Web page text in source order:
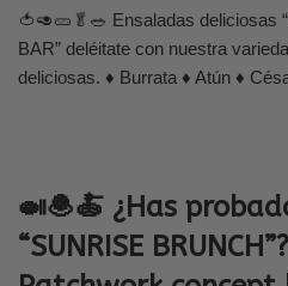
🍅🥑🥒🥬🥗 Ensaladas deliciosas
BAR” deléitate con nuestra
deliciosas. ♦ Burrata ♦ Atún ♦
🍛🧆🍝 ¿Has
“SUNRISE